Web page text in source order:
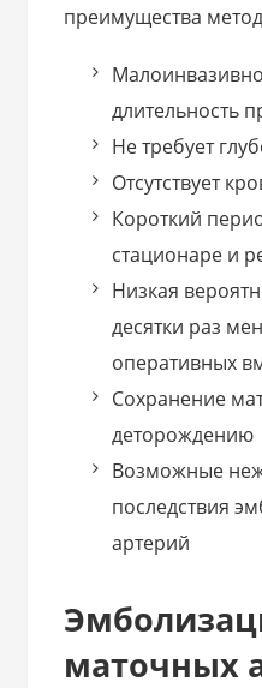
преимущества
длительность
Не требует
Отсутствует
Короткий
стационаре и
Низкая
десятки раз
оперативных
Сохранение
деторождению
Возможные
последствия
артерий
маточных